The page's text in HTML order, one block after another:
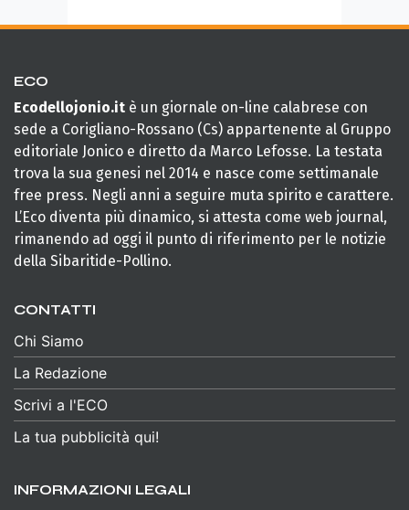
ECO
Ecodellojonio.it è un giornale on-line calabrese con
sede a Corigliano-Rossano (Cs) appartenente al Gruppo
editoriale Jonico e diretto da Marco Lefosse. La testata
trova la sua genesi nel 2014 e nasce come settimanale
free press. Negli anni a seguire muta spirito e carattere.
L’Eco diventa più dinamico, si attesta come web journal,
rimanendo ad oggi il punto di riferimento per le notizie
della Sibaritide-Pollino.
CONTATTI
Chi Siamo
La Redazione
Scrivi a l'ECO
La tua pubblicità qui!
INFORMAZIONI LEGALI